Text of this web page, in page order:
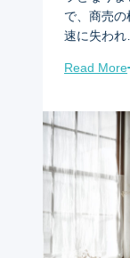
で、商売
速に失われ
Read More